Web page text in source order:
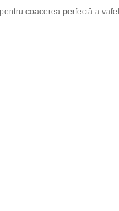
coacerea perfectă a